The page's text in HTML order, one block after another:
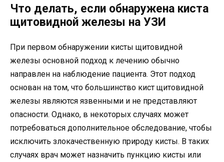
Что делать, если обнаружена киста
щитовидной железы на УЗИ
При первом обнаружении кисты щитовидной
железы основной подход к лечению обычно
направлен на наблюдение пациента. Этот подход
основан на том, что большинство кист щитовидной
железы являются язвенными и не представляют
опасности. Однако, в некоторых случаях может
потребоваться дополнительное обследование, чтобы
исключить злокачественную природу кисты. В таких
случаях врач может назначить пункцию кисты или